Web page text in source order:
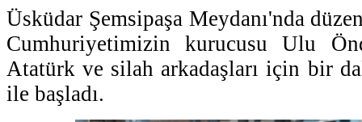
Üsküdar Şemsipaşa Meydanı'nda
Cumhuriyetimizin kurucusu Ulu
Atatürk ve silah arkadaşları için bir
ile başladı.